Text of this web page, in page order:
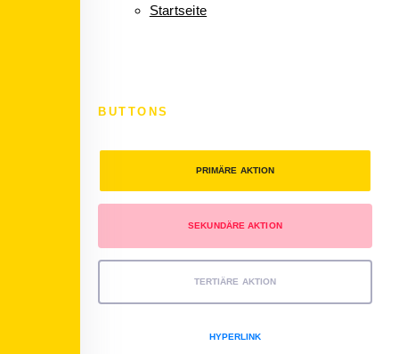
Startseite
BUTTONS
PRIMÄRE AKTION
SEKUNDÄRE AKTION
TERTIÄRE AKTION
HYPERLINK